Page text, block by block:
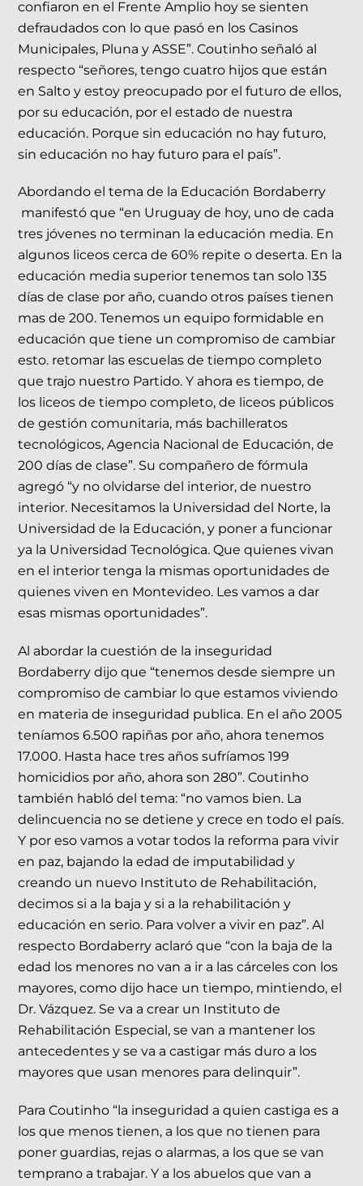
confiaron en el Frente Amplio hoy se sienten
defraudados con lo que pasó en los Casinos
Municipales, Pluna y ASSE”. Coutinho señaló al
respecto “señores, tengo cuatro hijos que están
en Salto y estoy preocupado por el futuro de ellos,
por su educación, por el estado de nuestra
educación. Porque sin educación no hay futuro,
sin educación no hay futuro para el país”.
Abordando el tema de la Educación Bordaberry
manifestó que “en Uruguay de hoy, uno de cada
tres jóvenes no terminan la educación media. En
algunos liceos cerca de 60% repite o deserta. En la
educación media superior tenemos tan solo 135
días de clase por año, cuando otros países tienen
mas de 200. Tenemos un equipo formidable en
educación que tiene un compromiso de cambiar
esto. retomar las escuelas de tiempo completo
que trajo nuestro Partido. Y ahora es tiempo, de
los liceos de tiempo completo, de liceos públicos
de gestión comunitaria, más bachilleratos
tecnológicos, Agencia Nacional de Educación, de
200 días de clase”. Su compañero de fórmula
agregó “y no olvidarse del interior, de nuestro
interior. Necesitamos la Universidad del Norte, la
Universidad de la Educación, y poner a funcionar
ya la Universidad Tecnológica. Que quienes vivan
en el interior tenga la mismas oportunidades de
quienes viven en Montevideo. Les vamos a dar
esas mismas oportunidades”.
Al abordar la cuestión de la inseguridad
Bordaberry dijo que “tenemos desde siempre un
compromiso de cambiar lo que estamos viviendo
en materia de inseguridad publica. En el año 2005
teníamos 6.500 rapiñas por año, ahora tenemos
17.000. Hasta hace tres años sufríamos 199
homicidios por año, ahora son 280”. Coutinho
también habló del tema: “no vamos bien. La
delincuencia no se detiene y crece en todo el país.
Y por eso vamos a votar todos la reforma para vivir
en paz, bajando la edad de imputabilidad y
creando un nuevo Instituto de Rehabilitación,
decimos si a la baja y si a la rehabilitación y
educación en serio. Para volver a vivir en paz”. Al
respecto Bordaberry aclaró que “con la baja de la
edad los menores no van a ir a las cárceles con los
mayores, como dijo hace un tiempo, mintiendo, el
Dr. Vázquez. Se va a crear un Instituto de
Rehabilitación Especial, se van a mantener los
antecedentes y se va a castigar más duro a los
mayores que usan menores para delinquir”.
Para Coutinho “la inseguridad a quien castiga es a
los que menos tienen, a los que no tienen para
poner guardias, rejas o alarmas, a los que se van
temprano a trabajar. Y a los abuelos que van a